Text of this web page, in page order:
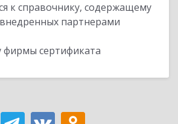
к справочнику, содержащему
партнерами
фирмы сертификата